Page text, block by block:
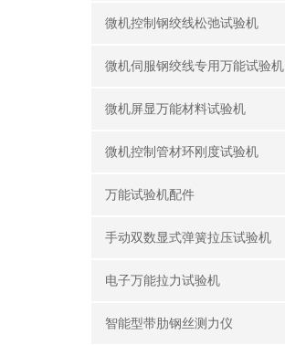
微机控制钢绞线松弛试验机
微机伺服钢绞线专用万能试验机
微机屏显万能材料试验机
微机控制管材环刚度试验机
万能试验机配件
手动双数显式弹簧拉压试验机
电子万能拉力试验机
智能型带肋钢丝测力仪